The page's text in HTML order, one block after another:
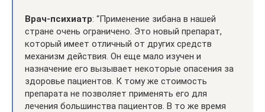
Врач-психиатр: “Применение зибана в нашей
стране очень ограничено. Это новый препарат,
который имеет отличный от других средств
механизм действия. Он еще мало изучен и
назначение его вызывает некоторые опасения за
здоровье пациентов. К тому же стоимость
препарата не позволяет применять его для
лечения большинства пациентов. В то же время